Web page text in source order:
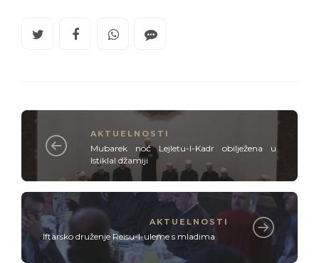
AKTUELNOSTI
Mubarek noć Lejletu-l-Kadr obilježena u
Istiklal džamiji
AKTUELNOSTI
Iftarsko druženje Reisu-l-uleme s mladima